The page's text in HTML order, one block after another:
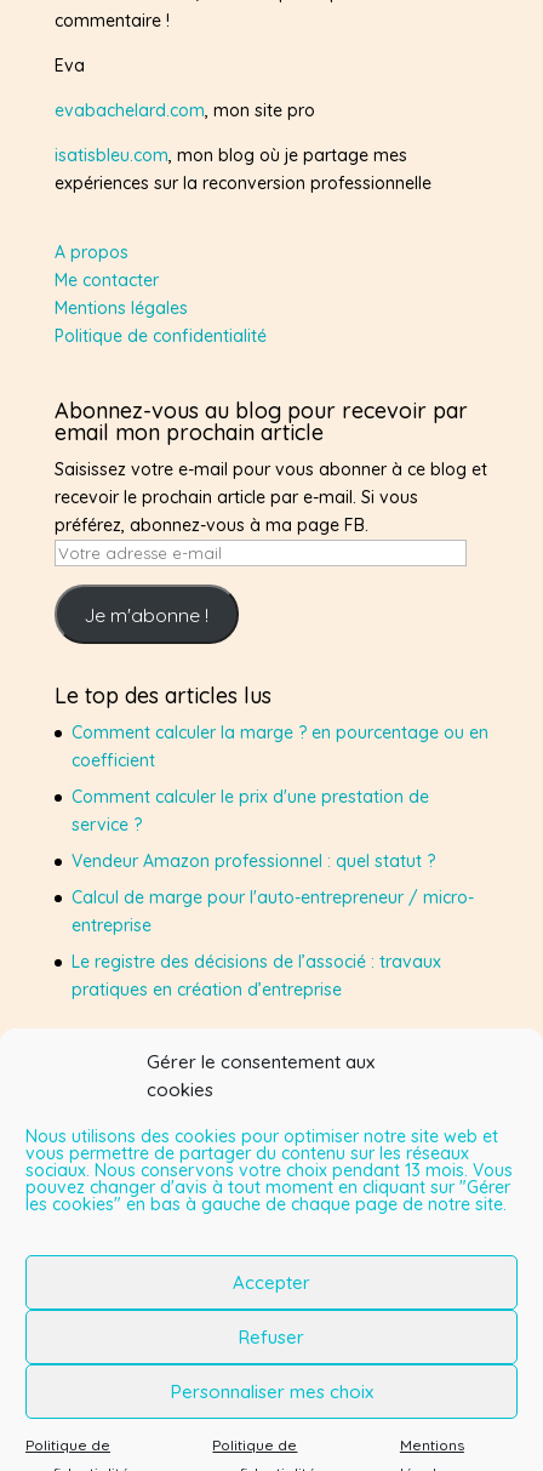
Gérer le consentement aux
cookies
Nous utilisons des cookies pour optimiser notre site web et
vous permettre de partager du contenu sur les réseaux
sociaux. Nous conservons votre choix pendant 13 mois. Vous
pouvez changer d'avis à tout moment en cliquant sur "Gérer
les cookies" en bas à gauche de chaque page de notre site.
Accepter
Refuser
Personnaliser mes choix
Politique de
Politique de
Mentions
commentaire !
Eva
evabachelard.com, mon site pro
isatisbleu.com, mon blog où je partage mes
expériences sur la reconversion professionnelle
A propos
Me contacter
Mentions légales
Politique de confidentialité
Abonnez-vous au blog pour recevoir par
email mon prochain article
Saisissez votre e-mail pour vous abonner à ce blog et
recevoir le prochain article par e-mail. Si vous
préférez, abonnez-vous à ma page FB.
Votre
adresse
e-
mail
Je m'abonne !
Le top des articles lus
Comment calculer la marge ? en pourcentage ou en
coefficient
Comment calculer le prix d'une prestation de
service ?
Vendeur Amazon professionnel : quel statut ?
Calcul de marge pour l'auto-entrepreneur / micro-
entreprise
Le registre des décisions de l’associé : travaux
pratiques en création d’entreprise
Suivez-moi sur Facebook
Mes vidéos sur YouTube